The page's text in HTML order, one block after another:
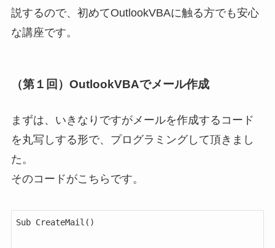
説するので、初めてOutlookVBAに触る方でも安心
な講座です。
（第１回）OutlookVBAでメール作成
まずは、いきなりですがメールを作成するコード
を丸写しする形で、プログラミングして頂きまし
た。
そのコードがこちらです。
Sub CreateMail()